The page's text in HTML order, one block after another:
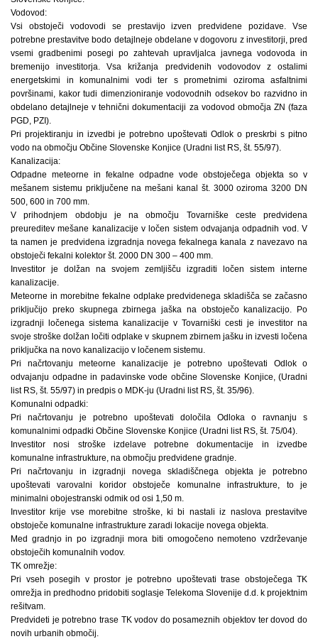
Vodovod:
Vsi obstoječi vodovodi se prestavijo izven predvidene pozidave. Vse
potrebne prestavitve bodo detajlneje obdelane v dogovoru z investitorji, pred
vsemi gradbenimi posegi po zahtevah upravljalca javnega vodovoda in
bremenijo investitorja. Vsa križanja predvidenih vodovodov z ostalimi
energetskimi in komunalnimi vodi ter s prometnimi oziroma asfaltnimi
površinami, kakor tudi dimenzioniranje vodovodnih odsekov bo razvidno in
obdelano detajlneje v tehnični dokumentaciji za vodovod območja ZN (faza
PGD, PZI).
Pri projektiranju in izvedbi je potrebno upoštevati Odlok o preskrbi s pitno
vodo na območju Občine Slovenske Konjice (Uradni list RS, št. 55/97).
Kanalizacija:
Odpadne meteorne in fekalne odpadne vode obstoječega objekta so v
mešanem sistemu priključene na mešani kanal št. 3000 oziroma 3200 DN
500, 600 in 700 mm.
V prihodnjem obdobju je na območju Tovarniške ceste predvidena
preureditev mešane kanalizacije v ločen sistem odvajanja odpadnih vod. V
ta namen je predvidena izgradnja novega fekalnega kanala z navezavo na
obstoječi fekalni kolektor št. 2000 DN 300 – 400 mm.
Investitor je dolžan na svojem zemljišču izgraditi ločen sistem interne
kanalizacije.
Meteorne in morebitne fekalne odplake predvidenega skladišča se začasno
priključijo preko skupnega zbirnega jaška na obstoječo kanalizacijo. Po
izgradnji ločenega sistema kanalizacije v Tovarniški cesti je investitor na
svoje stroške dolžan ločiti odplake v skupnem zbirnem jašku in izvesti ločena
priključka na novo kanalizacijo v ločenem sistemu.
Pri načrtovanju meteorne kanalizacije je potrebno upoštevati Odlok o
odvajanju odpadne in padavinske vode občine Slovenske Konjice, (Uradni
list RS, št. 55/97) in predpis o MDK-ju (Uradni list RS, št. 35/96).
Komunalni odpadki:
Pri načrtovanju je potrebno upoštevati določila Odloka o ravnanju s
komunalnimi odpadki Občine Slovenske Konjice (Uradni list RS, št. 75/04).
Investitor nosi stroške izdelave potrebne dokumentacije in izvedbe
komunalne infrastrukture, na območju predvidene gradnje.
Pri načrtovanju in izgradnji novega skladiščnega objekta je potrebno
upoštevati varovalni koridor obstoječe komunalne infrastrukture, to je
minimalni obojestranski odmik od osi 1,50 m.
Investitor krije vse morebitne stroške, ki bi nastali iz naslova prestavitve
obstoječe komunalne infrastrukture zaradi lokacije novega objekta.
Med gradnjo in po izgradnji mora biti omogočeno nemoteno vzdrževanje
obstoječih komunalnih vodov.
TK omrežje:
Pri vseh posegih v prostor je potrebno upoštevati trase obstoječega TK
omrežja in predhodno pridobiti soglasje Telekoma Slovenije d.d. k projektnim
rešitvam.
Predvideti je potrebno trase TK vodov do posameznih objektov ter dovod do
novih urbanih območij.